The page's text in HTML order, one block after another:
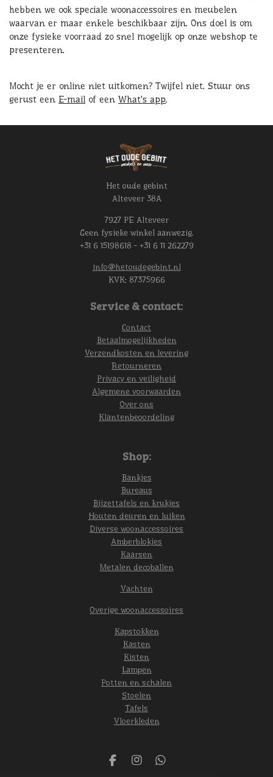
hebben we ook speciale woonaccessoires en meubelen
waarvan er maar enkele beschikbaar zijn. Ons doel is om
onze fysieke voorraad zo snel mogelijk op onze webshop te
presenteren.
Mocht je er online niet uitkomen? Twijfel niet. Stuur ons
gerust een E-mail of een What's app.
Het oude gebint
Alteveer 38A
7927 PE Alteveer
Geen fysieke winkel aanwezig.
+31 6 15198618 - +31 6 11 262279
info@hetoudegebint.nl
KVK: 87375966
Service & contact:
Contact
Betaalmogelijkheden
Verzendkosten en levering
Retourneren
Privacy en veiligheid
Algemene voorwaarden
Over ons
Klantenbeoordeling
Shop:
Bankjes
Bureaus
Bijzettafels en krukjes
Houten deuren en luiken
Diverse woonaccessoires
Amberblokjes
Kaarsen
Metalen decoballen
Vachten
Overige woonaccessoires
Kapstokken
Kasten
Kisten
Lampen
Potten en schalen
Stoelen
Tafels
Vloerkleden
F
I
W